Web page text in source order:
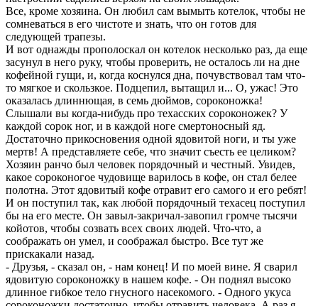
Все, кроме хозяина. Он любил сам вымыть котелок, чтобы не
сомневаться в его чистоте и знать, что он готов для
следующей трапезы.
И вот однажды прополоскал он котелок несколько раз, да еще
засунул в него руку, чтобы проверить, не осталось ли на дне
кофейной гущи, и, когда коснулся дна, почувствовал там что-
то мягкое и скользкое. Подцепил, вытащил и... О, ужас! Это
оказалась длиннющая, в семь дюймов, сороконожка!
Слышали вы когда-нибудь про техасских сороконожек? У
каждой сорок ног, и в каждой ноге смертоносный яд.
Достаточно прикосновения одной ядовитой ноги, и ты уже
мертв! А представляете себе, что значит съесть ее целиком?
Хозяин ранчо был человек порядочный и честный. Увидев,
какое сороконогое чудовище варилось в кофе, он стал белее
полотна. Этот ядовитый кофе отравит его самого и его ребят!
И он поступил так, как любой порядочный техасец поступил
бы на его месте. Он завыл-закричал-завопил громче тысячи
койотов, чтобы созвать всех своих людей. Что-что, а
соображать он умел, и соображал быстро. Все тут же
прискакали назад.
- Друзья, - сказал он, - нам конец! И по моей вине. Я сварил
ядовитую сороконожку в нашем кофе. - Он поднял высоко
длинное гибкое тело гнусного насекомого. - Одного укуса